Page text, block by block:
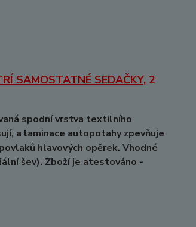
SAMOSTATNÉ SEDAČKY, 2
spodní vrstva textilního
a laminace autopotahy zpevňuje
hlavových opěrek. Vhodné
šev). Zboží je atestováno -